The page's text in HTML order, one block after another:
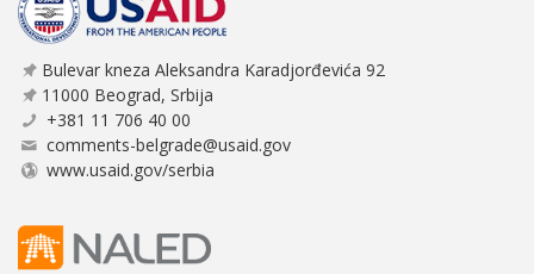
Bulevar kneza Aleksandra Karadjorđevića 92
11000 Beograd, Srbija
+381 11 706 40 00
comments-belgrade@usaid.gov
www.usaid.gov/serbia